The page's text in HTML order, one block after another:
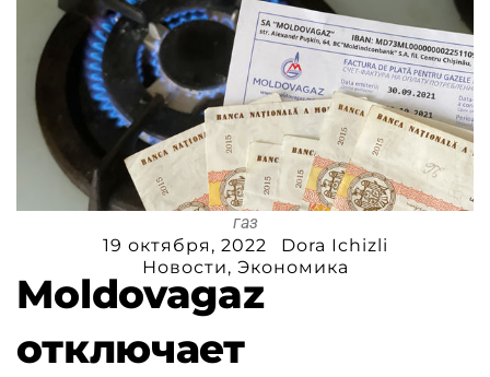
газ
19 октября, 2022
Dora Ichizli
Новости, Экономика
Moldovagaz
отключает